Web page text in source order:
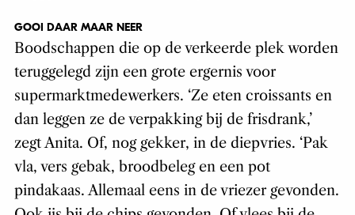
GOOI DAAR MAAR NEER
Boodschappen die op de verkeerde plek worden
teruggelegd zijn een grote ergernis voor
supermarktmedewerkers. ‘Ze eten croissants en
dan leggen ze de verpakking bij de frisdrank,’
zegt Anita. Of, nog gekker, in de diepvries. ‘Pak
vla, vers gebak, broodbeleg en een pot
pindakaas. Allemaal eens in de vriezer gevonden.